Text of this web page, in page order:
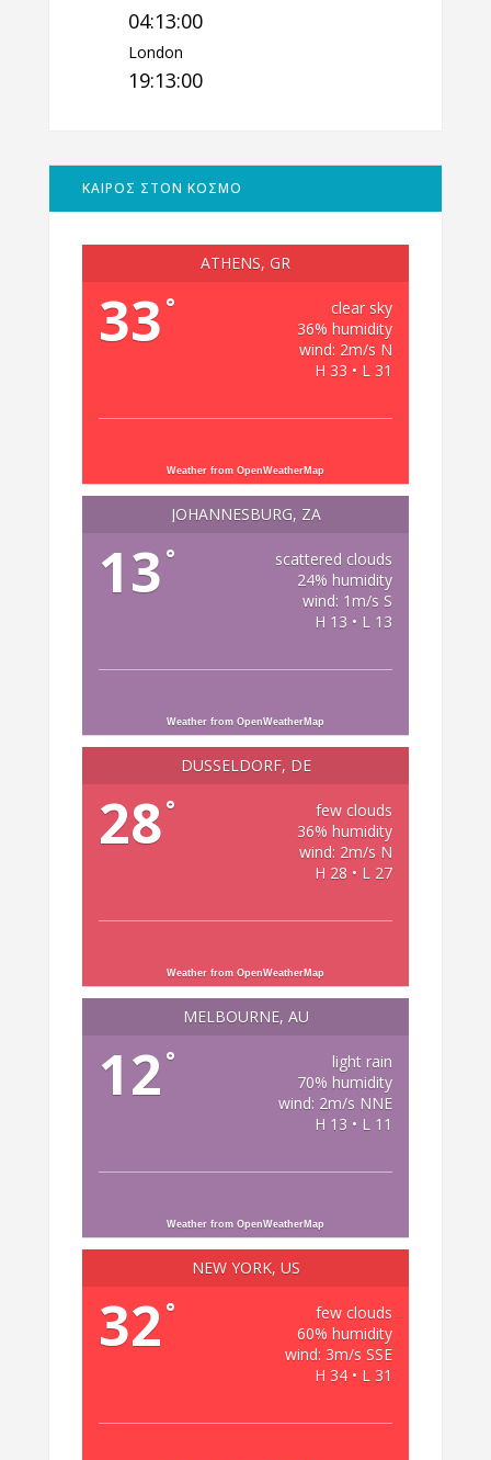
04:13:01
London
19:13:01
ΚΑΙΡΟΣ ΣΤΟΝ ΚΟΣΜΟ
ATHENS, GR
33 °
clear sky
36% humidity
wind: 2m/s N
H 33 • L 31
Weather from OpenWeatherMap
JOHANNESBURG, ZA
13 °
scattered clouds
24% humidity
wind: 1m/s S
H 13 • L 13
Weather from OpenWeatherMap
DÜSSELDORF, DE
28°
few clouds
36% humidity
wind: 2m/s N
H 28 • L 27
Weather from OpenWeatherMap
MELBOURNE, AU
12 °
light rain
70% humidity
wind: 2m/s NNE
H 13 • L 11
Weather from OpenWeatherMap
NEW YORK, US
32 °
few clouds
60% humidity
wind: 3m/s SSE
H 34 • L 31